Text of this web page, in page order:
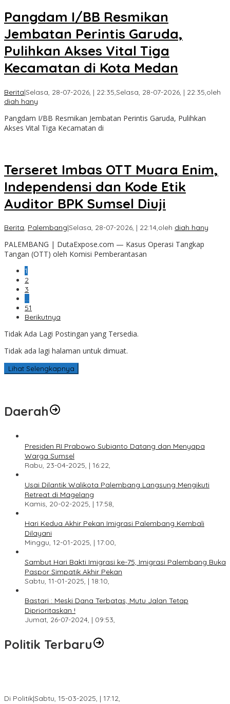
Pangdam I/BB Resmikan
Jembatan Perintis Garuda,
Pulihkan Akses Vital Tiga
Kecamatan di Kota Medan
Berita|Selasa, 28-07-2026, | 22:35,Selasa, 28-07-2026, | 22:35,oleh
diah hany
Pangdam I/BB Resmikan Jembatan Perintis Garuda, Pulihkan
Akses Vital Tiga Kecamatan di
Terseret Imbas OTT Muara Enim,
Independensi dan Kode Etik
Auditor BPK Sumsel Diuji
Berita, Palembang|Selasa, 28-07-2026, | 22:14,oleh diah hany
PALEMBANG | DutaExpose.com — Kasus Operasi Tangkap
Tangan (OTT) oleh Komisi Pemberantasan
1
2
3
…
51
Berikutnya
Tidak Ada Lagi Postingan yang Tersedia.
Tidak ada lagi halaman untuk dimuat.
Lihat Selengkapnya
Daerah
Presiden RI Prabowo Subianto Datang dan Menyapa
Warga Sumsel
Rabu, 23-04-2025, | 16:22,
Usai Dilantik Walikota Palembang Langsung Mengikuti
Retreat di Magelang
Kamis, 20-02-2025, | 17:58,
Hari Kedua Akhir Pekan Imigrasi Palembang Kembali
Dilayani
Minggu, 12-01-2025, | 17:00,
Sambut Hari Bakti Imigrasi ke-75, Imigrasi Palembang Buka
Paspor Simpatik Akhir Pekan
Sabtu, 11-01-2025, | 18:10,
Bastari : Meski Dana Terbatas, Mutu Jalan Tetap
Diprioritaskan !
Jumat, 26-07-2024, | 09:53,
Politik Terbaru
Di Politik|Sabtu, 15-03-2025, | 17:12,